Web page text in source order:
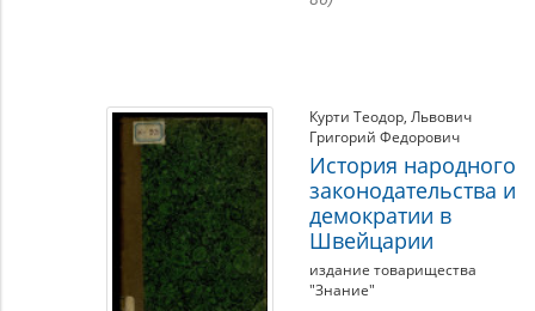
Курти Теодор, Львович
Григорий Федорович
История народного
законодательства и
демократии в
Швейцарии
издание товарищества
"Знание"